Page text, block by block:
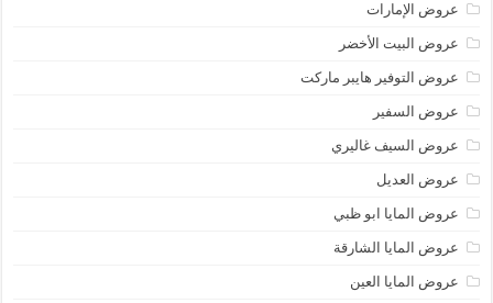
عروض الإمارات
عروض البيت الأخضر
عروض التوفير هايبر ماركت
عروض السفير
عروض السيف غاليري
عروض العديل
عروض المايا ابو ظبي
عروض المايا الشارقة
عروض المايا العين